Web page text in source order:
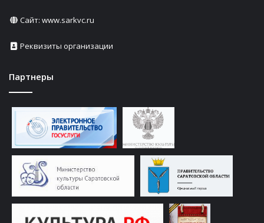
Сайт: www.sarkvc.ru
Реквизиты организации
Партнеры